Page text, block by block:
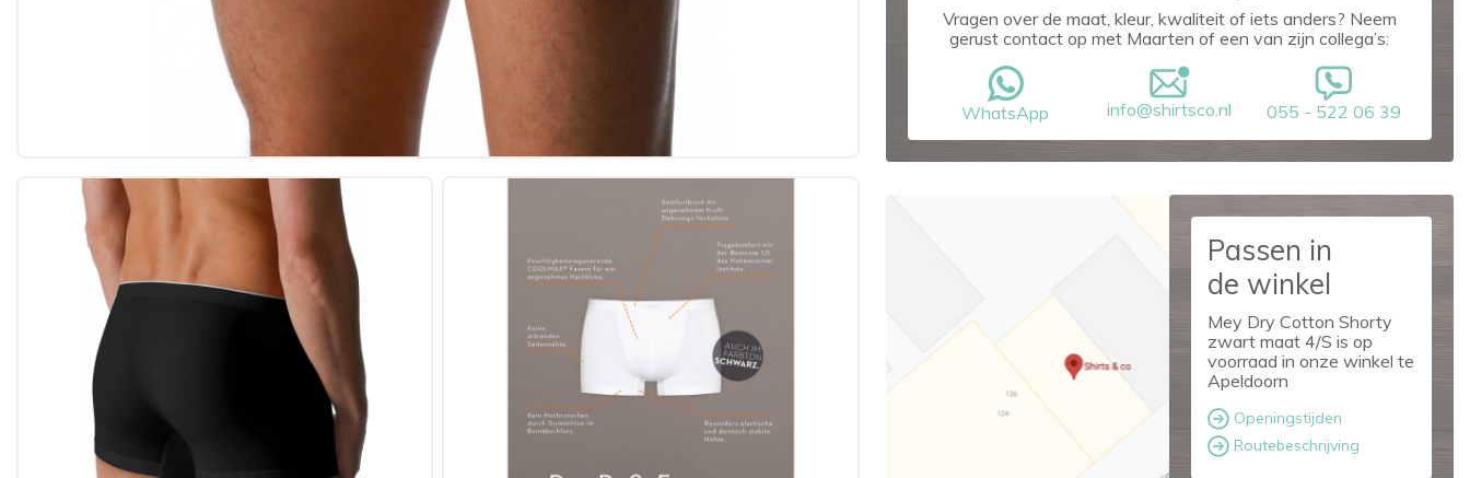
Vragen over de maat, kleur, kwaliteit of iets anders? Neem
gerust contact op met Maarten of een van zijn collega’s:
WhatsApp info@shirtsco.nl 055 - 522 06 39
Passen in
de winkel
Mey Dry Cotton Shorty
zwart maat 4/S is op
voorraad in onze winkel te
Apeldoorn
Openingstijden
Routebeschrijving